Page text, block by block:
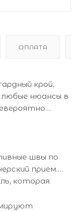
ОПЛАТА
крой,
нюансы в
швы по
прием.
которая